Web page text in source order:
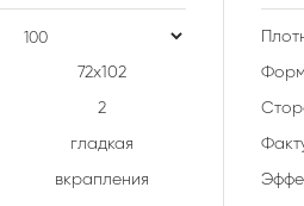
72х102
2
гладкая
вкрапления